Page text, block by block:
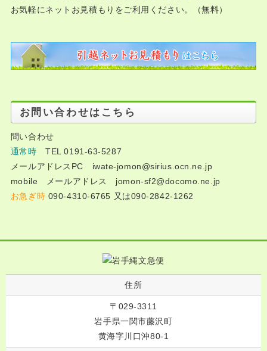
お気軽にネットお見積もりをご利用ください。（無料）
お問い合わせはこちら
問い合わせ
通常時 TEL 0191-63-5287
メールアドレスPC iwate-jomon@sirius.ocn.ne.jp
mobile メールアドレス jomon-sf2@docomo.ne.jp
お急ぎ時 090-4310-6765 又は090-2842-1262
住所
〒029-3311
岩手県一関市藤沢町
黄海字川口沖80-1